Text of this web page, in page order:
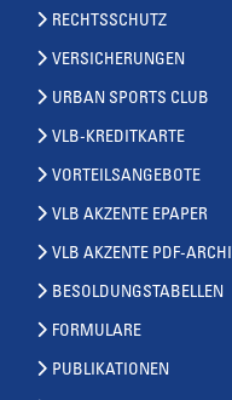
RECHTSSCHUTZ
VERSICHERUNGEN
URBAN SPORTS CLUB
VLB-KREDITKARTE
VORTEILSANGEBOTE
VLB AKZENTE EPAPER
VLB AKZENTE PDF-
BESOLDUNGSTABELLEN
FORMULARE
PUBLIKATIONEN